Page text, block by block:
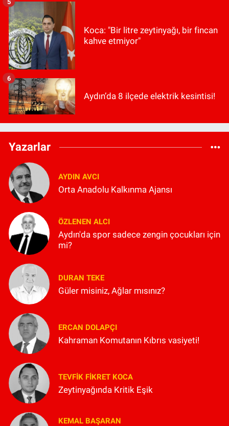
Koca: "Bir litre zeytinyağı, bir fincan
kahve etmiyor"
Aydın’da 8 ilçede elektrik kesintisi!
6
Yazarlar
AYDIN AVCI
Orta Anadolu Kalkınma Ajansı
ÖZLENEN ALCI
Aydın'da spor sadece zengin çocukları için
mi?
DURAN TEKE
Güler misiniz, Ağlar mısınız?
ERCAN DOLAPÇI
Kahraman Komutanın Kıbrıs vasiyeti!
TEVFIK FIKRET KOCA
Zeytinyağında Kritik Eşik
KEMAL BAŞARAN